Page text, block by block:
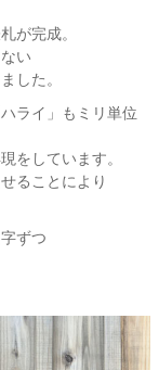
が完成。
い
した。
ライ」もミリ単位
をしています。
ることにより
ずつ